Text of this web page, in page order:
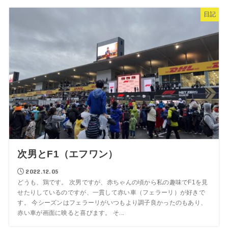
日記
次男とF1（エフワン）
2022.12.05
どうも、鶏です。 次男ですが、赤ちゃんの頃から私の趣味でF1を見
せたりしているのですが、一貫して赤い車（フェラーリ）が好きで
す。 今シーズンはフェラーリがいつもより調子良かったのもあり、
赤い車が画面に映ると喜びます。 そ...